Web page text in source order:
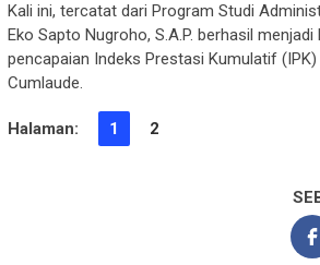
Kali ini, tercatat dari Program Studi
Eko Sapto Nugroho, S.A.P. berhasil
pencapaian Indeks Prestasi Kumulatif
Cumlaude.
Halaman: 1 2